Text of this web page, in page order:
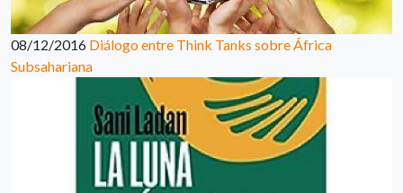
08/12/2016 Diálogo entre Think Tanks sobre África
Subsahariana